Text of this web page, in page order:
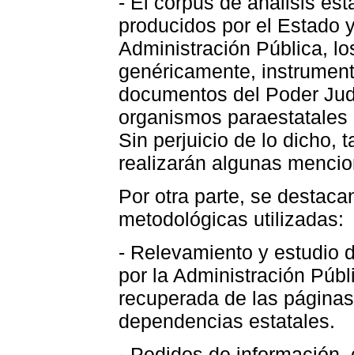
producidos por el Estado
Administración Pública,
genéricamente,
documentos del Poder
organismos
Sin perjuicio de lo dicho,
realizarán algunas
Por otra parte, se
metodológicas utilizadas:
- Relevamiento y estudio
por la Administración
recuperada de las
dependencias estatales.